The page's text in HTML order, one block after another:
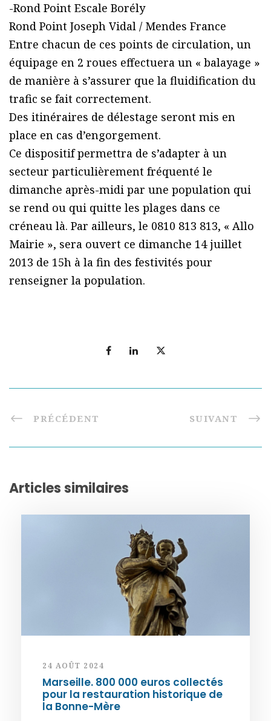
-Rond Point Escale Borély
Rond Point Joseph Vidal / Mendes France
Entre chacun de ces points de circulation, un
équipage en 2 roues effectuera un « balayage »
de manière à s’assurer que la fluidification du
trafic se fait correctement.
Des itinéraires de délestage seront mis en
place en cas d’engorgement.
Ce dispositif permettra de s’adapter à un
secteur particulièrement fréquenté le
dimanche après-midi par une population qui
se rend ou qui quitte les plages dans ce
créneau là. Par ailleurs, le 0810 813 813, « Allo
Mairie », sera ouvert ce dimanche 14 juillet
2013 de 15h à la fin des festivités pour
renseigner la population.
PRÉCÉDENT SUIVANT
Articles similaires
24 AOÛT 2024
Marseille. 800 000 euros collectés
pour la restauration historique de
la Bonne-Mère